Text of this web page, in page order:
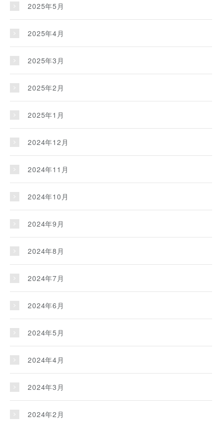
2025年5月
2025年4月
2025年3月
2025年2月
2025年1月
2024年12月
2024年11月
2024年10月
2024年9月
2024年8月
2024年7月
2024年6月
2024年5月
2024年4月
2024年3月
2024年2月